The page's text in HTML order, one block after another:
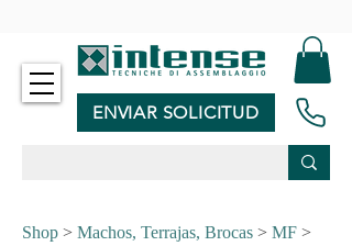
ENVIAR SOLICITUD
Shop > Machos, Terrajas, Brocas > MF >